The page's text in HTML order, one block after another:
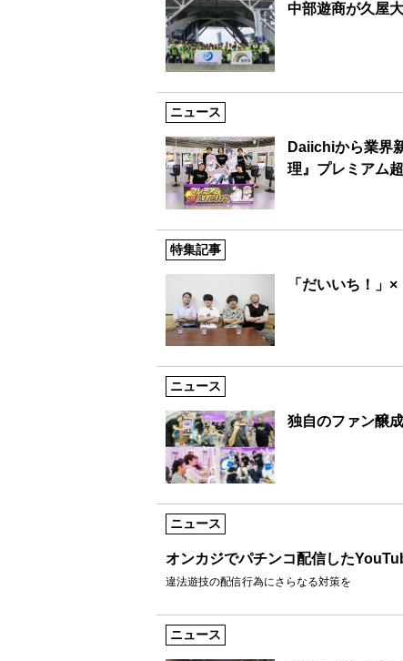
中部遊商が久屋
ニュース
Daiichiから業界
理』プレミアム
特集記事
「だいいち！」
ニュース
独自のファン醸
ニュース
オンカジでパチンコ配信した
違法遊技の配信行為にさらなる対策を
ニュース